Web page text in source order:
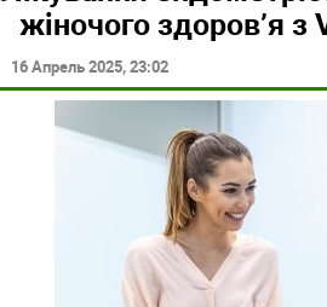
жіночого здоров’я
16 Апрель 2025, 23:02